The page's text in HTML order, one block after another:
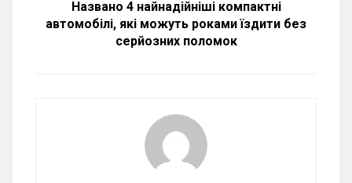
Названо 4 найнадійніші компактні
автомобілі, які можуть роками їздити без
серйозних поломок